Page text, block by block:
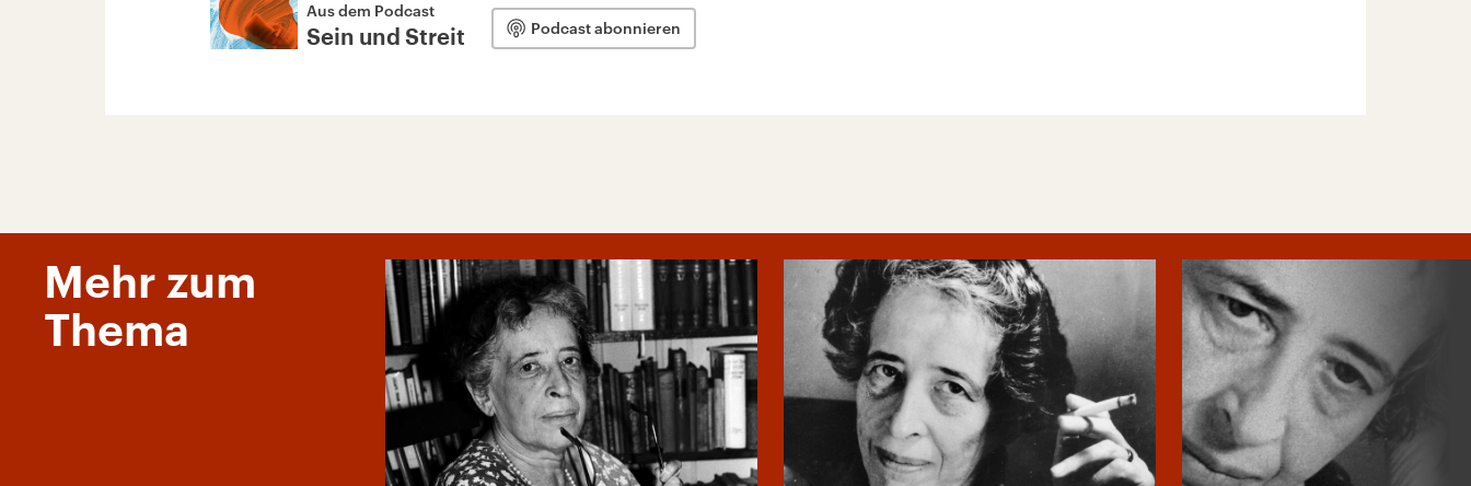
Aus dem Podcast
Sein und Streit Podcast abonnieren
Mehr zum
Thema